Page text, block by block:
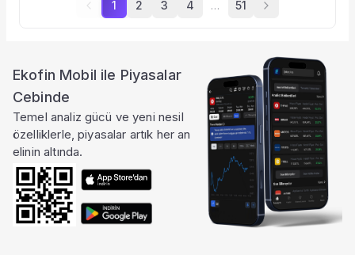
1 2 3 4 … 51
Ekofin Mobil ile Piyasalar
Cebinde
Temel analiz gücü ve yeni nesil
özelliklerle, piyasalar artık her an
elinin altında.